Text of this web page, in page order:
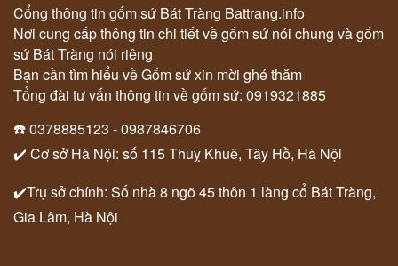
Cổng thông tin gốm sứ Bát Tràng Battrang.info
Nơi cung cấp thông tin chi tiết về gốm sứ nói chung và gốm
sứ Bát Tràng nói riêng
Bạn cần tìm hiểu về Gốm sứ xin mời ghé thăm
Tổng đài tư vấn thông tin về gốm sứ: 0919321885
☎️ 0378885123 - 0987846706
✔️ Cơ sở Hà Nội: số 115 Thuỵ Khuê, Tây Hồ, Hà Nội
✔️Trụ sở chính: Số nhà 8 ngõ 45 thôn 1 làng cổ Bát Tràng,
Gia Lâm, Hà Nội